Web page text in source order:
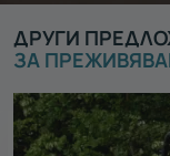
ДРУГИ
ЗА